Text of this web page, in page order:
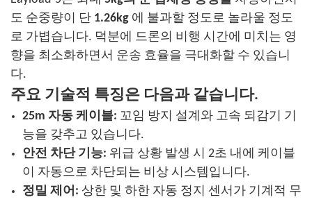
도 순중량이 단 1.26kg 에 불과할 정도로 놀라울 정도
로 가볍습니다. 덕분에 드론의 비행 시간에 미치는 영
향을 최소화하면서 운송 효율을 극대화할 수 있습니
다.
주요 기술적 특징은 다음과 같습니다.
25m 자동 케이블: 꼬임 방지 설계와 고속 되감기 기
능을 갖추고 있습니다.
안전 차단 기능: 위급 상황 발생 시 2초 내에 케이블
이 자동으로 차단되는 비상 시스템입니다.
정밀 제어: 상한 및 하한 자동 정지 센서가 기계적 무